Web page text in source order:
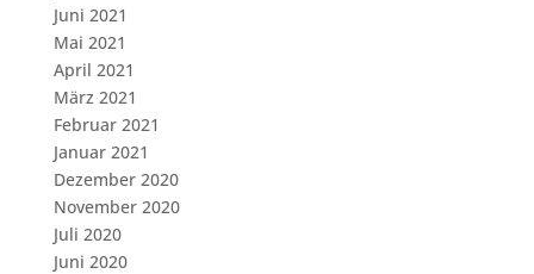
Juni 2021
Mai 2021
April 2021
März 2021
Februar 2021
Januar 2021
Dezember 2020
November 2020
Juli 2020
Juni 2020